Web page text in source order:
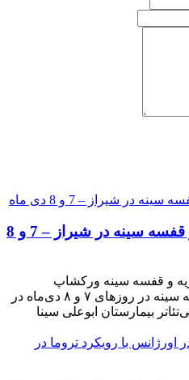
ورکشاپ سونوگرافی ریه و قفسه سینه در شیراز – 7 و 8
و قفسه سینه ورکشاپ
تخصصی سونوگرافی ریه و قفسه سینه در روزهای ۷ و ۸ دی‌ماه در
بیمارستان ابوعلی سینا